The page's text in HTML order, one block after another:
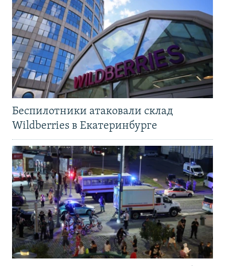
Беспилотники атаковали склад
Wildberries в Екатеринбурге